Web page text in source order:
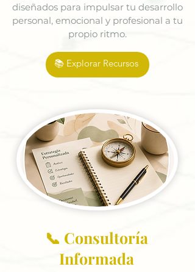
diseñados para impulsar tu desarrollo
personal, emocional y profesional a tu
propio ritmo.
📚 Explorar Recursos
📞 Consultoría
Informada